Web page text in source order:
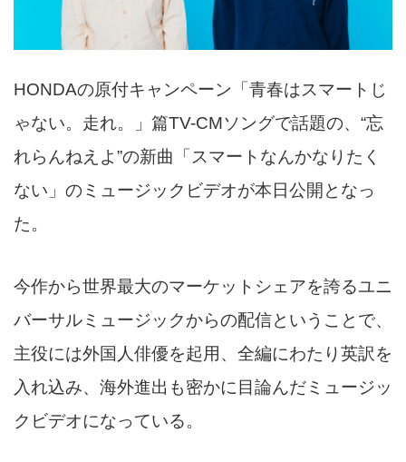
HONDAの原付キャンペーン「青春はスマートじ
ゃない。走れ。」篇TV-CMソングで話題の、“忘
れらんねえよ”の新曲「スマートなんかなりたく
ない」のミュージックビデオが本日公開となっ
た。
今作から世界最大のマーケットシェアを誇るユニ
バーサルミュージックからの配信ということで、
主役には外国人俳優を起用、全編にわたり英訳を
入れ込み、海外進出も密かに目論んだミュージッ
クビデオになっている。